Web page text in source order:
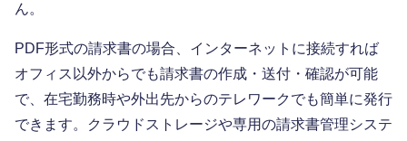
ん。
PDF形式の請求書の場合、インターネットに接続すれば
オフィス以外からでも請求書の作成・送付・確認が可能
で、在宅勤務時や外出先からのテレワークでも簡単に発行
できます。クラウドストレージや専用の請求書管理システ